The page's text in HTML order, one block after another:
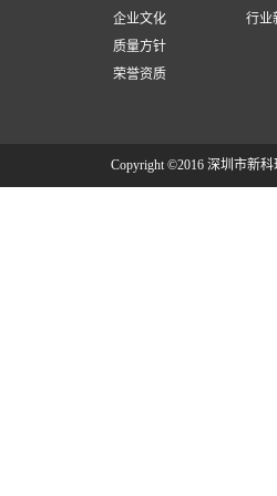
企业文化
质量方针
荣誉资质
行业
Copyright ©2016 深圳市新